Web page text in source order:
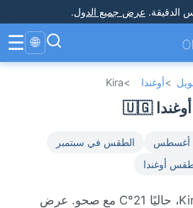
الدقيقة. عرض جميع الدول.
🌐
☰
>أوغندا >
Kira
أغسطس
الطقس في سبتمبر
أوغندا
الطقس المباشر في Kira، حاليًا 21°C مع صحو. عرض